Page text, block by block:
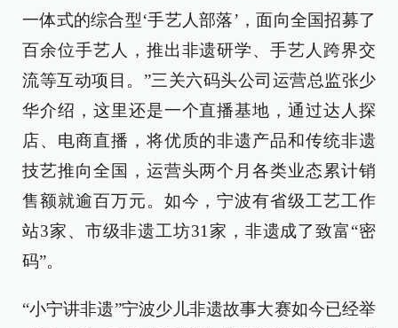
一体式的综合型‘手艺人部落’，面向全国招募了
百余位手艺人，推出非遗研学、手艺人跨界交
流等互动项目。”三关六码头公司运营总监张少
华介绍，这里还是一个直播基地，通过达人探
店、电商直播，将优质的非遗产品和传统非遗
技艺推向全国，运营头两个月各类业态累计销
售额就逾百万元。如今，宁波有省级工艺工作
站3家、市级非遗工坊31家，非遗成了致富“密
码”。
“小宁讲非遗”宁波少儿非遗故事大赛如今已经举